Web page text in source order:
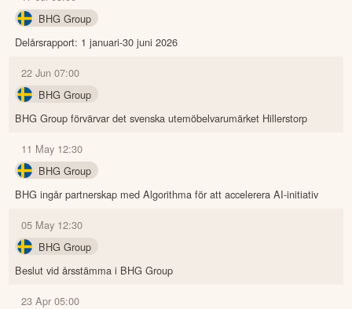
BHG Group
Delårsrapport: 1 januari-30 juni 2026
22 Jun 07:00
BHG Group
BHG Group förvärvar det svenska utemöbelvarumärket Hillerstorp
11 May 12:30
BHG Group
BHG ingår partnerskap med Algorithma för att accelerera AI-initiativ
05 May 12:30
BHG Group
Beslut vid årsstämma i BHG Group
23 Apr 05:00